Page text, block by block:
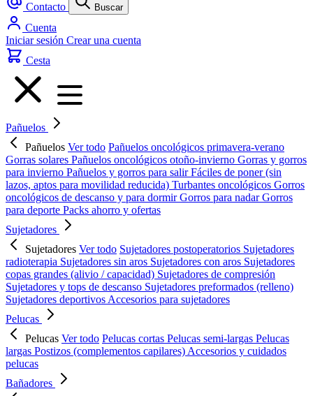
Contacto Buscar
Cuenta
Iniciar sesión Crear una cuenta
Cesta
Pañuelos
Pañuelos Ver todo Pañuelos oncológicos primavera-verano
Gorras solares Pañuelos oncológicos otoño-invierno Gorras y gorros
para invierno Pañuelos y gorros para salirFáciles de poner (sin
lazos, aptos para movilidad reducida) Turbantes oncológicos Gorros
oncológicos de descanso y para dormirGorros para nadarGorros
para deporte Packs ahorro y ofertas
Sujetadores
Sujetadores Ver todo Sujetadores postoperatorios Sujetadores
radioterapia Sujetadores sin aros Sujetadores con aros Sujetadores
copas grandes (alivio / capacidad) Sujetadores de compresión
Sujetadores y tops de descanso Sujetadores preformados (relleno)
Sujetadores deportivos Accesorios para sujetadores
Pelucas
Pelucas Ver todo Pelucas cortas Pelucas semi-largas Pelucas
largas Postizos (complementos capilares) Accesorios y cuidados
pelucas
Bañadores